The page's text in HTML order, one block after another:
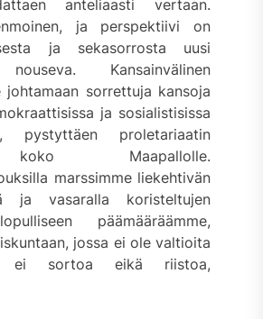
anteliaasti vertaan.
ja perspektiivi on
ja sekasorrosta uusi
Kansainvälinen
sorrettuja kansoja
ja sosialistisissa
pystyttäen proletariaatin
Maapallolle.
marssimme liekehtivän
ja vasaralla koristeltujen
päämääräämme,
jossa ei ole valtioita
ei sortoa eikä riistoa,